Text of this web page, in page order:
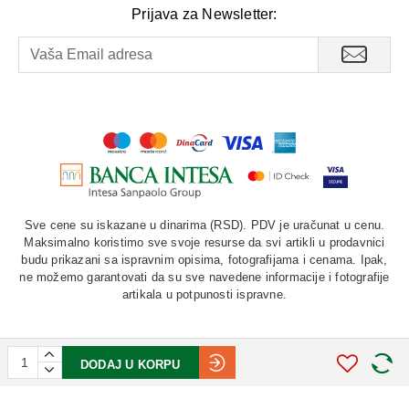
DODAJ U KORPU
Hvastovici,ul.Lesnaja 6,Rusija.
UVOZNIK:LAURUS PLUS d.o.o.,Kataniceva
16,11000Beograd,Srbija
MINISTARSTVA ZDRAVLJA RS:23812/2023 od 2023
Prijava za Newsletter:
Sve cene su iskazane u dinarima (RSD). PDV je uračunat u cenu.
Maksimalno koristimo sve svoje resurse da svi artikli u prodavnici
budu prikazani sa ispravnim opisima, fotografijama i cenama. Ipak,
ne možemo garantovati da su sve navedene informacije i fotografije
artikala u potpunosti ispravne.
©2026. AU "LAURUS". Sva prava zadržana.